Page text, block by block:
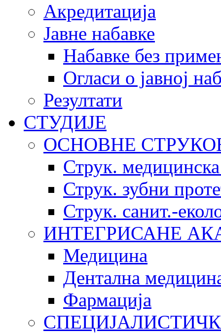
Акредитација
Јавне набавке
Набавке без
Огласи о јавној
Резултати
СТУДИЈЕ
ОСНОВНЕ
Струк. медицинска
Струк. зубни
Струк. санит.-
ИНТЕГРИСАНЕ
Медицина
Дентална
Фармација